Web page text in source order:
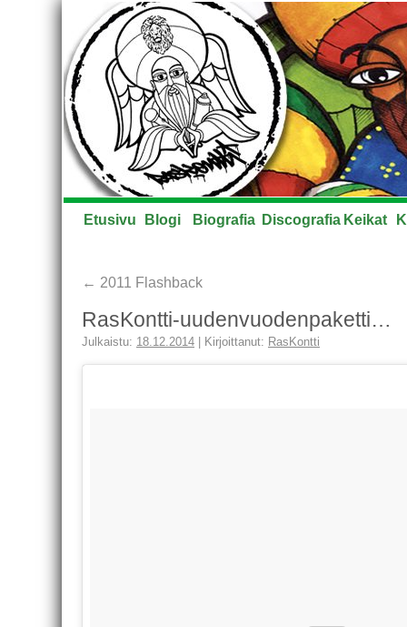
Etusivu Blogi Biografia Discografia Keikat
← 2011 Flashback
RasKontti-uudenvuodenpaketti…
Julkaistu: 18.12.2014 Kirjoittanut: RasKontti